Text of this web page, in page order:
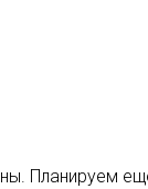
Планируем